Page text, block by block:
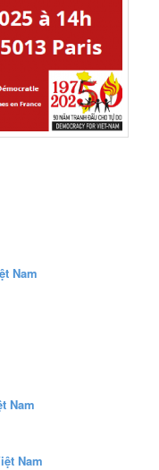
Nam
Nam
Nam